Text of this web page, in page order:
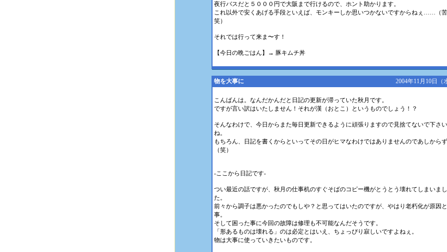
夜行バスだと５０００円で大阪まで行けるので、ホント助かります。
これ以外で安くあげる手段といえば、モンキーしか思いつかないですからねぇ……（苦
笑）
それでは行って来ま〜す！
【今日の晩ごはん】→ 豚キムチ丼
物を大事に 2004年11月10日（
こんばんは。なんだかんだと日記の更新が滞っていた秋月です。
ですが言い訳はいたしません！それが漢（おとこ）というものでしょう！？
そんなわけで、今日からまた毎日更新できるように頑張りますので見捨てないで下さい
ね。
もちろん、日記を書くからといってその日がヒマなわけではありませんのであしからず
（笑）
-ここから日記です-
つい最近の話ですが、秋月の仕事机のすぐそばのコピー機がとうとう壊れてしまいまし
た。
前々から調子は悪かったのでもしや？と思ってはいたのですが、やはり老朽化が原因
事。
そして困った事に今回の故障は修理も不可能なんだそうです。
「形あるものは壊れる」のは必定とはいえ、ちょっぴり寂しいですよねぇ。
物は大事に使っていきたいものです。